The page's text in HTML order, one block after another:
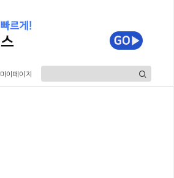
마이페이지